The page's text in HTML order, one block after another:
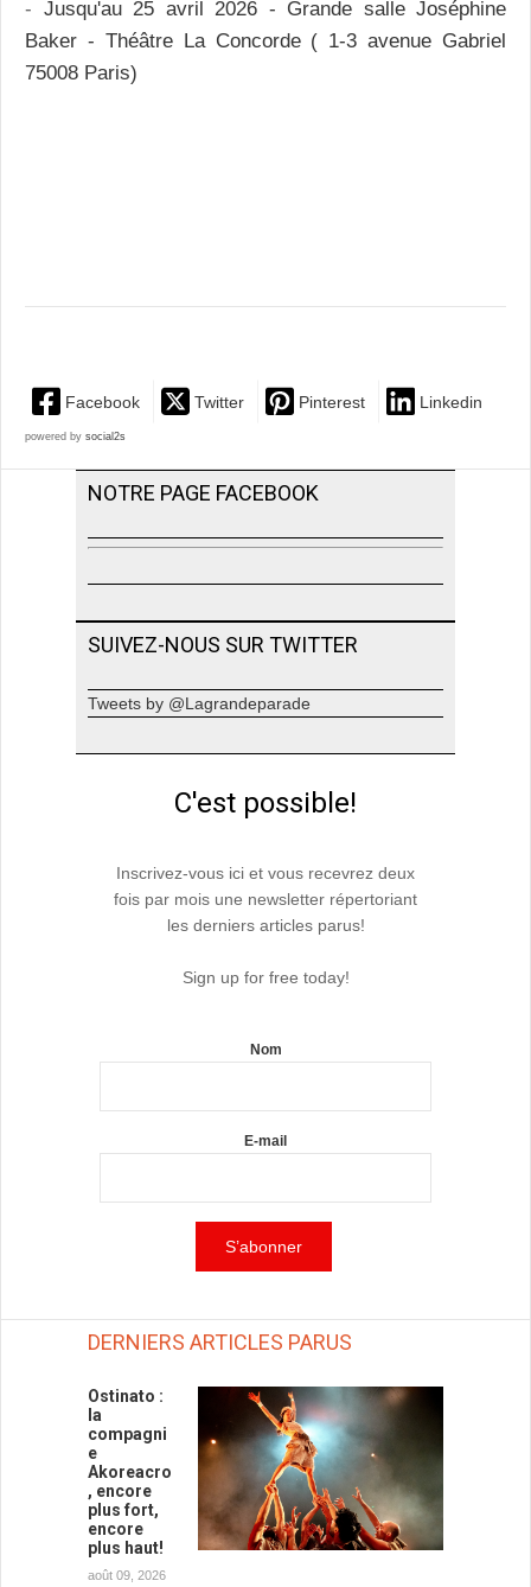
- Jusqu'au 25 avril 2026 - Grande salle Joséphine
Baker - Théâtre La Concorde ( 1-3 avenue Gabriel
75008 Paris)
Facebook Twitter Pinterest Linkedin
powered by social2s
NOTRE PAGE FACEBOOK
SUIVEZ-NOUS SUR TWITTER
Tweets by @Lagrandeparade
C'est possible!
Inscrivez-vous ici et vous recevrez deux
fois par mois une newsletter répertoriant
les derniers articles parus!
Sign up for free today!
Nom
E-mail
DERNIERS ARTICLES PARUS
Ostinato :
la
compagni
e
Akoreacro
, encore
plus fort,
encore
plus haut!
août 09, 2026